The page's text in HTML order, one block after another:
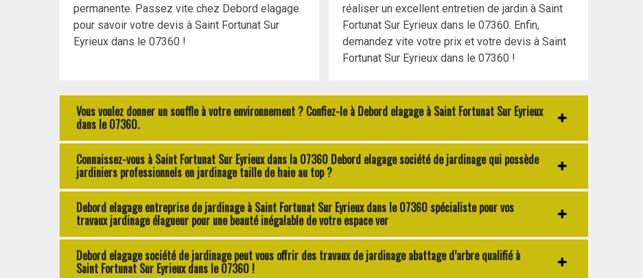
permanente. Passez vite chez Debord elagage
pour savoir votre devis à Saint Fortunat Sur
Eyrieux dans le 07360 !
réaliser un excellent entretien de jardin à Saint
Fortunat Sur Eyrieux dans le 07360. Enfin,
demandez vite votre prix et votre devis à Saint
Fortunat Sur Eyrieux dans le 07360 !
Vous voulez donner un souffle à votre environnement ? Confiez-le à Debord elagage à Saint Fortunat Sur Eyrieux
dans le 07360.
Connaissez-vous à Saint Fortunat Sur Eyrieux dans la 07360 Debord elagage société de jardinage qui possède
jardiniers professionnels en jardinage taille de haie au top ?
Debord elagage entreprise de jardinage à Saint Fortunat Sur Eyrieux dans le 07360 spécialiste pour vos
travaux jardinage élagueur pour une beauté inégalable de votre espace ver
Debord elagage société de jardinage peut vous offrir des travaux de jardinage abattage d’arbre qualifié à
Saint Fortunat Sur Eyrieux dans le 07360 !